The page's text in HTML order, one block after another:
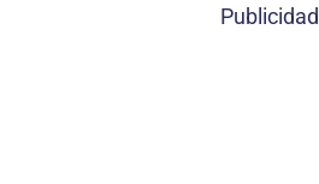
Publicidad